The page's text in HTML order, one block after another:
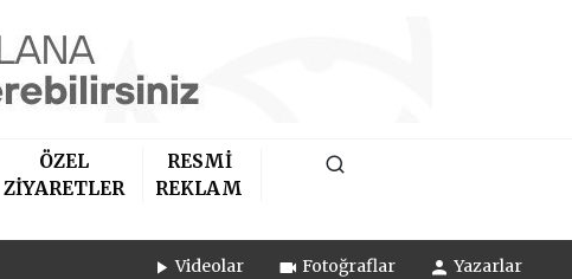
ÖZEL
ZİYARETLER
RESMİ
REKLAM
Videolar Fotoğraflar Yazarlar